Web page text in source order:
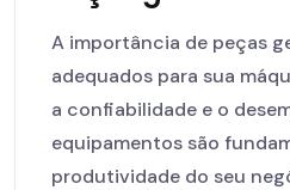
A importância de peças
adequados para sua
a confiabilidade e o
equipamentos são
produtividade do seu